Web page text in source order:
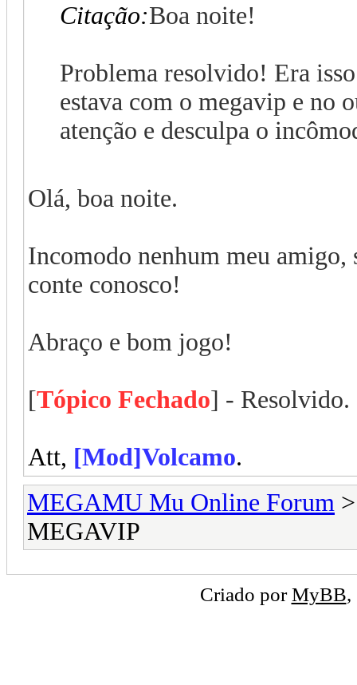
Citação:Boa noite!
Problema resolvido! Era
estava com o megavip e no
atenção e desculpa o
Olá, boa noite.
Incomodo nenhum meu amigo,
conte conosco!
Abraço e bom jogo!
[Tópico Fechado] - Resolvido.
Att, [Mod]Volcamo.
MEGAMU Mu Online Forum
MEGAVIP
Criado porMyBB,